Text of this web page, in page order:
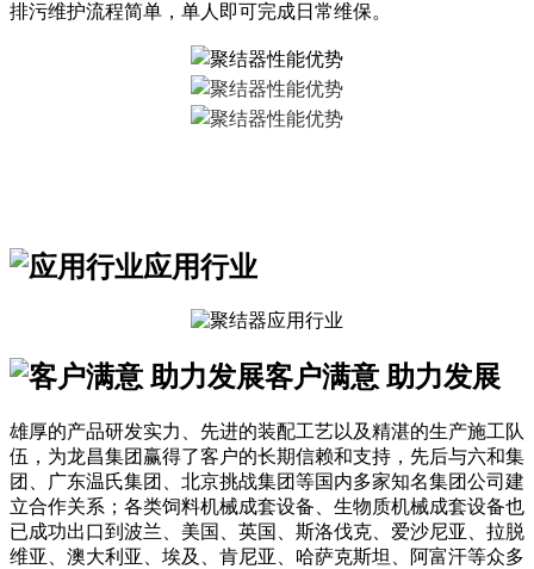
排污维护流程简单，单人即可完成日常维保。
应用行业
客户满意 助力发展
雄厚的产品研发实力、先进的装配工艺以及精湛的生产施工队
伍，为龙昌集团赢得了客户的长期信赖和支持，先后与六和集
团、广东温氏集团、北京挑战集团等国内多家知名集团公司建
立合作关系；各类饲料机械成套设备、生物质机械成套设备也
已成功出口到波兰、美国、英国、斯洛伐克、爱沙尼亚、拉脱
维亚、澳大利亚、埃及、肯尼亚、哈萨克斯坦、阿富汗等众多